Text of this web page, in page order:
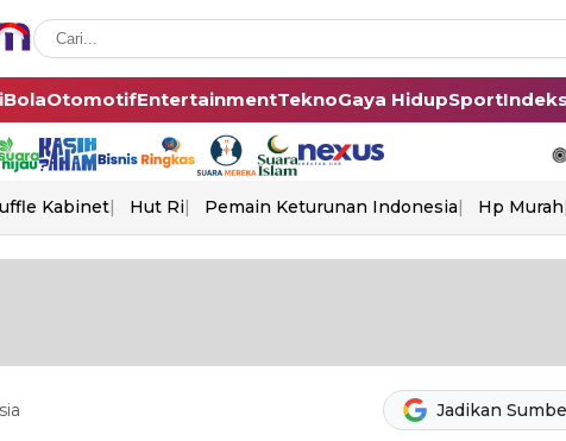
BolaOtomotifEntertainmentTeknoGaya HidupSportIndeks
Kabinet Hut Ri Pemain Keturunan Indonesia Hp Murah
Jadikan